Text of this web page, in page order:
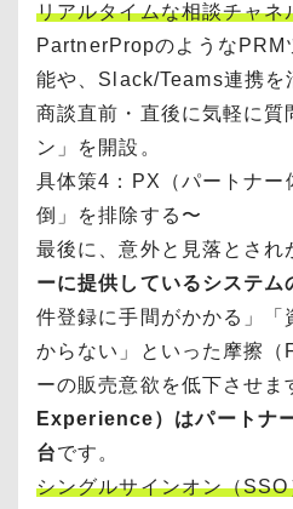
リアルタイムな相談チャネ
PartnerPropのようなPRM
能や、Slack/Teams連携を
商談直前・直後に気軽に質
ン」を開設。
具体策4：PX（パートナー
倒」を排除する〜
最後に、意外と見落とされ
ーに提供しているシステム
件登録に手間がかかる」「
からない」といった摩擦
ーの販売意欲を低下させま
Experience）はパートナ
台です。
シングルサインオン（SSO